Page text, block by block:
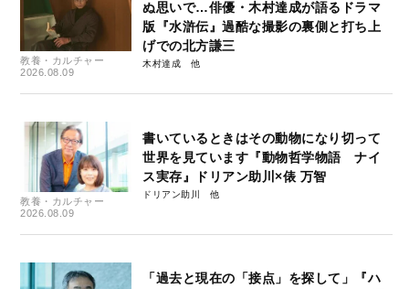
教養・カルチャー
2026.08.09
ぬ思いで…俳優・木村達成が語るドラマ
版『水滸伝』過酷な撮影の裏側と打ち上
げでの北方謙三
木村達成
教養・カルチャー
2026.08.09
書いているときはその動物になり切って
世界を見ています『動物哲学物語 ナイ
ス実存』ドリアン助川×俵 万智
ドリアン助川
「過去と現在の「接点」を探して」『ハ